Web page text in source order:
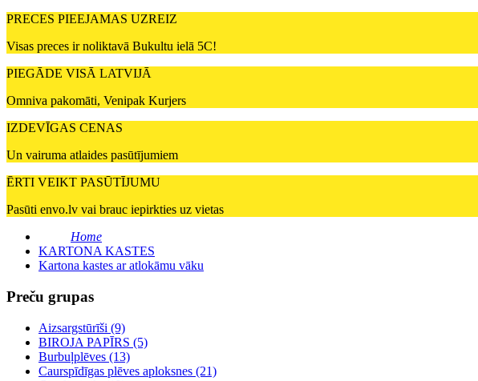
PRECES PIEEJAMAS UZREIZ
Visas preces ir noliktavā Bukultu ielā 5C!
PIEGĀDE VISĀ LATVIJĀ
Omniva pakomāti, Venipak Kurjers
IZDEVĪGAS CENAS
Un vairuma atlaides pasūtījumiem
ĒRTI VEIKT PASŪTĪJUMU
Pasūti envo.lv vai brauc iepirkties uz vietas
Home
KARTONA KASTES
Kartona kastes ar atlokāmu vāku
Preču grupas
Aizsargstūrīši (9)
BIROJA PAPĪRS (5)
Burbuļplēves (13)
Caurspīdīgas plēves aploksnes (21)